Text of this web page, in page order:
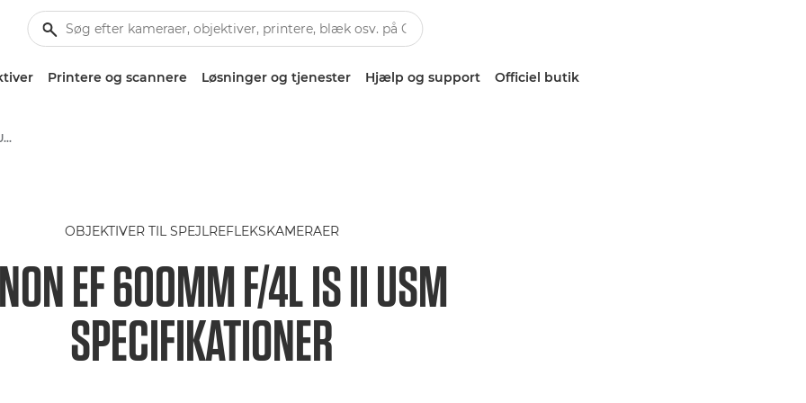
Printere og scannere Løsninger og tjenester Hjælp og support Officiel butik
Canon EF 600mm f/4L IS II USM - Lenses - Camera & Photo lenses
OBJEKTIVER TIL SPEJLREFLEKSKAMERAER
EF 600MM F/4L IS II USM
SPECIFIKATIONER